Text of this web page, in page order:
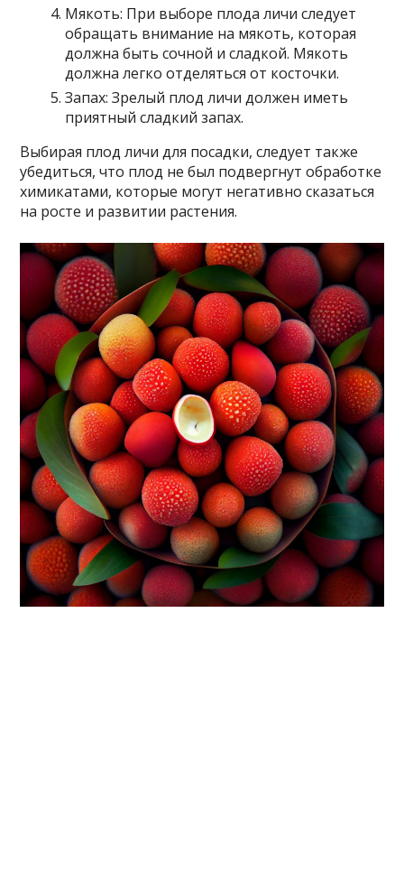
Мякоть: При выборе плода личи следует
обращать внимание на мякоть, которая
должна быть сочной и сладкой. Мякоть
должна легко отделяться от косточки.
Запах: Зрелый плод личи должен иметь
приятный сладкий запах.
Выбирая плод личи для посадки, следует также
убедиться, что плод не был подвергнут обработке
химикатами, которые могут негативно сказаться
на росте и развитии растения.